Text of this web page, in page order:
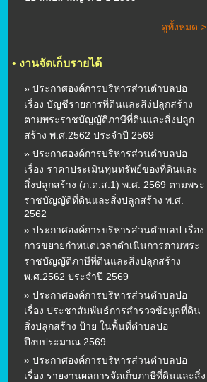
ดูทั้งหมด >
• งานจัดเก็บรายได้
» ประกาศองค์การบริหารส่วนตำบลปอ
เรื่อง บัญชีรายการที่ดินและสิง่ปลูกสร้าง
ตามพระราชบัญญัติภาษีที่ดินและสิ่งปลูก
สร้าง พ.ศ.2562 ประจำปี 2569
» ประกาศองค์การบริหารส่วนตำบลปอ
เรื่อง ราคาประเมินทุนทรัพย์ของที่ดินและ
สิ่งปลูกสร้าง (ภ.ด.ส.1) พ.ศ. 2569 ตามพระ
ราชบัญญัติที่ดินและสิ่งปลูกสร้าง พ.ศ.
2562
» ประกาศองค์การบริหารส่วนตำบลป เรื่อง
การขยายกำหนดเวลาดำเนินการตามพระ
ราชบัญญัติภาษีที่ดินและสิ่งปลูกสร้าง
พ.ศ.2562 ประจำปี 2569
» ประกาศองค์การบริหารส่วนตำบลปอ
เรื่อง ประชาสัมพันธ์การสำรวจข้อมูลที่ดิน
สิ่งปลูกสร้าง ป้าย ในพื้นที่ตำบลปอ
ปีงบประมาณ 2569
» ประกาศองค์การบริหารส่วนตำบลปอ
เรื่อง รายงานผลการจัดเก็บภาษีที่ดินและสิ่ง